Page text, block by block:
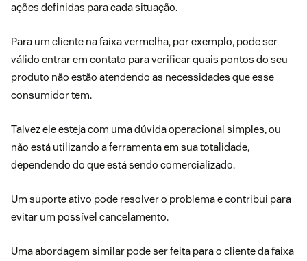
ações definidas para cada situação.
Para um cliente na faixa vermelha, por exemplo, pode ser
válido entrar em contato para verificar quais pontos do seu
produto não estão atendendo as necessidades que esse
consumidor tem.
Talvez ele esteja com uma dúvida operacional simples, ou
não está utilizando a ferramenta em sua totalidade,
dependendo do que está sendo comercializado.
Um suporte ativo pode resolver o problema e contribui para
evitar um possível cancelamento.
Uma abordagem similar pode ser feita para o cliente da faixa